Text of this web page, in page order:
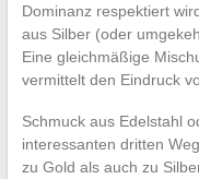
Dominanz respektiert
aus Silber (oder
Eine gleichmäßige
vermittelt den Eindruck
Schmuck aus Edelstahl
interessanten dritten
zu Gold als auch zu